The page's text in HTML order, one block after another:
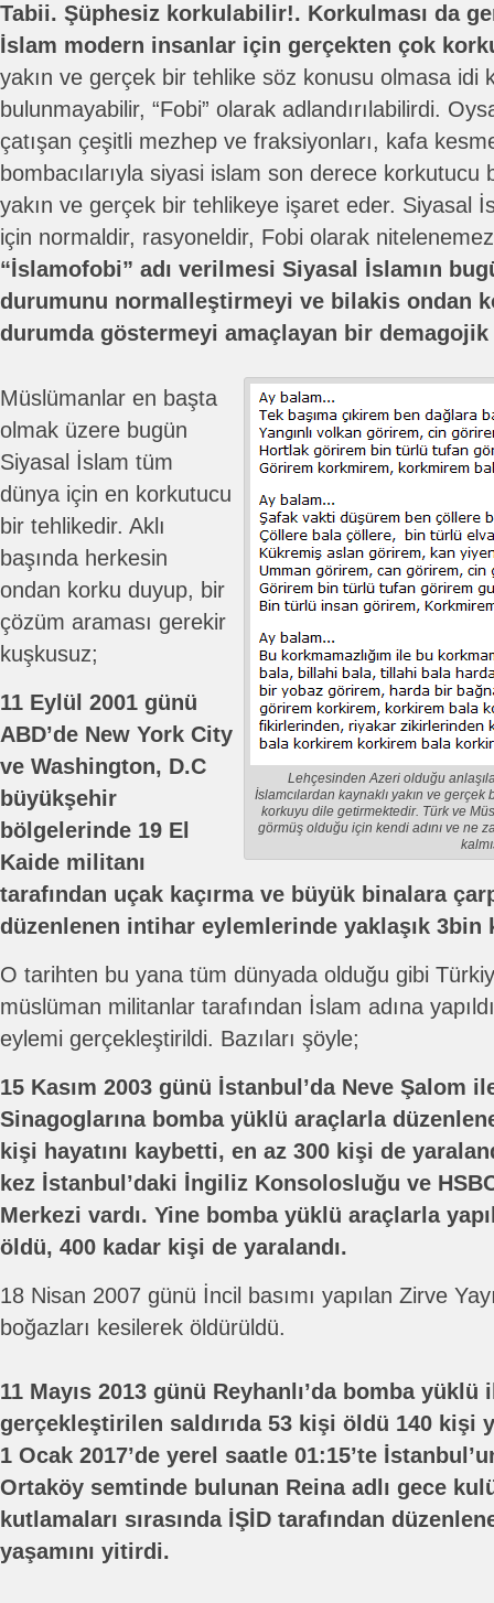
Tabii. Şüphesiz korkulabilir!. Korkulması da
İslam modern insanlar için gerçekten çok
yakın ve gerçek bir tehlike söz konusu olmasa idi
bulunmayabilir, “Fobi” olarak adlandırılabilirdi.
çatışan çeşitli mezhep ve fraksiyonları, kafa
bombacılarıyla siyasi islam son derece korkutucu
yakın ve gerçek bir tehlikeye işaret eder. Siyasal
için normaldir, rasyoneldir, Fobi olarak
“İslamofobi” adı verilmesi Siyasal İslamın
durumunu normalleştirmeyi ve bilakis ondan
durumda göstermeyi amaçlayan bir
Lehçesinden Azeri olduğu
İslamcılardan kaynaklı yakın ve
korkuyu dile getirmektedir. Türk ve
görmüş olduğu için kendi adını ve ne
Müslümanlar en başta
olmak üzere bugün
Siyasal İslam tüm
dünya için en korkutucu
bir tehlikedir. Aklı
başında herkesin
ondan korku duyup, bir
çözüm araması gerekir
kuşkusuz;
11 Eylül 2001 günü
ABD’de New York City
ve Washington, D.C
büyükşehir
bölgelerinde 19 El
Kaide militanı
tarafından uçak kaçırma ve büyük binalara
düzenlenen intihar eylemlerinde yaklaşık 3bin
O tarihten bu yana tüm dünyada olduğu gibi
müslüman militanlar tarafından İslam adına
eylemi gerçekleştirildi. Bazıları şöyle;
15 Kasım 2003 günü İstanbul’da Neve Şalom
Sinagoglarına bomba yüklü araçlarla
kişi hayatını kaybetti, en az 300 kişi de
kez İstanbul’daki İngiliz Konsolosluğu ve
Merkezi vardı. Yine bomba yüklü araçlarla
öldü, 400 kadar kişi de yaralandı.
18 Nisan 2007 günü İncil basımı yapılan Zirve
boğazları kesilerek öldürüldü.
11 Mayıs 2013 günü Reyhanlı’da bomba yüklü
gerçekleştirilen saldırıda 53 kişi öldü 140 kişi
1 Ocak 2017’de yerel saatle 01:15’te
Ortaköy semtinde bulunan Reina adlı gece
kutlamaları sırasında İŞİD tarafından
yaşamını yitirdi.